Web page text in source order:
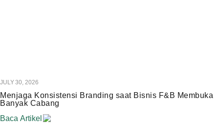
JULY 30, 2026
Menjaga Konsistensi Branding saat Bisnis F&B Membuka
Banyak Cabang
Baca Artikel